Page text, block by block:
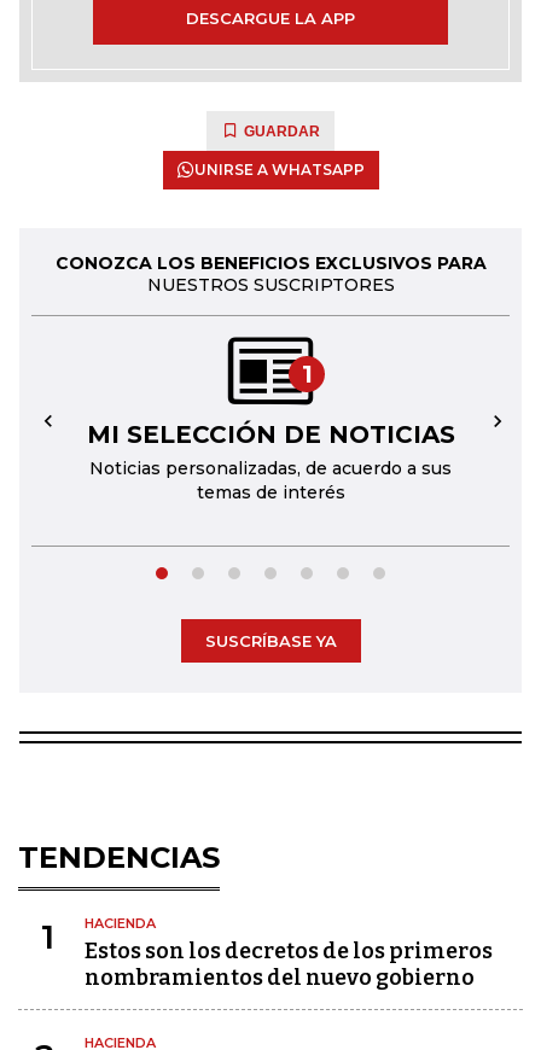
DESCARGUE LA APP
GUARDAR
UNIRSE A WHATSAPP
CONOZCA LOS BENEFICIOS EXCLUSIVOS PARA
NUESTROS SUSCRIPTORES
1
MI SELECCIÓN DE NOTICIAS
Noticias personalizadas, de acuerdo a sus
temas de interés
← →
SUSCRÍBASE YA
TENDENCIAS
1 HACIENDA
Estos son los decretos de los primeros
nombramientos del nuevo gobierno
HACIENDA